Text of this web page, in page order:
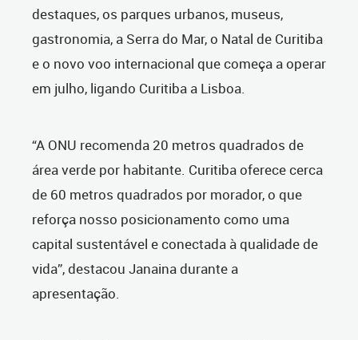
destaques, os parques urbanos, museus,
gastronomia, a Serra do Mar, o Natal de Curitiba
e o novo voo internacional que começa a operar
em julho, ligando Curitiba a Lisboa.
“A ONU recomenda 20 metros quadrados de
área verde por habitante. Curitiba oferece cerca
de 60 metros quadrados por morador, o que
reforça nosso posicionamento como uma
capital sustentável e conectada à qualidade de
vida”, destacou Janaina durante a
apresentação.